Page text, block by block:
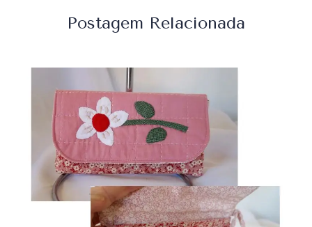
Postagem Relacionada